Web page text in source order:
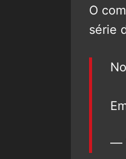
O
série
—